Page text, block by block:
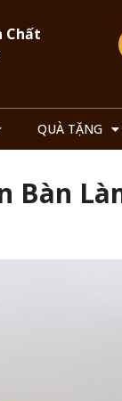
Chất
QUÀ TẶNG
Bàn